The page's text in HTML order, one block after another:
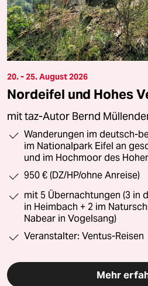
20. - 25. August 2026
Nordeifel und Hohes
mit taz-Autor Bernd
Wanderungen im deutsch-
im Nationalpark Eifel an
und im Hochmoor des
950 € (DZ/HP/ohne Anreise)
mit 5 Übernachtungen (3 in
in Heimbach + 2 im
Nabear in Vogelsang)
Veranstalter: Ventus-Reisen
Mehr